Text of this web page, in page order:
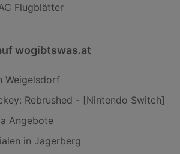
Flugblätter
wogibtswas.at
Weigelsdorf
Rebrushed - [Nintendo Switch]
Angebote
in Jagerberg